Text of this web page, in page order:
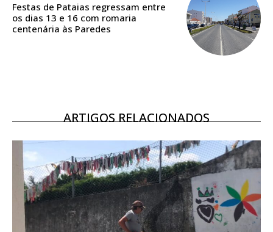
Festas de Pataias regressam entre
os dias 13 e 16 com romaria
centenária às Paredes
ARTIGOS RELACIONADOS